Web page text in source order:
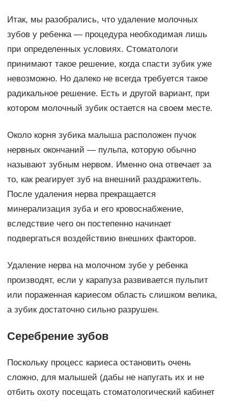
Итак, мы разобрались, что удаление молочных
зубов у ребенка — процедура необходимая лишь
при определенных условиях. Стоматологи
принимают такое решение, когда спасти зубик уже
невозможно. Но далеко не всегда требуется такое
радикальное решение. Есть и другой вариант, при
котором молочный зубик остается на своем месте.
Около корня зубика малыша расположен пучок
нервных окончаний — пульпа, которую обычно
называют зубным нервом. Именно она отвечает за
то, как реагирует зуб на внешний раздражитель.
После удаления нерва прекращается
минерализация зуба и его кровоснабжение,
вследствие чего он постепенно начинает
подвергаться воздействию внешних факторов.
Удаление нерва на молочном зубе у ребенка
производят, если у карапуза развивается пульпит
или пораженная кариесом область слишком велика,
а зубик достаточно сильно разрушен.
Серебрение зубов
Поскольку процесс кариеса остановить очень
сложно, для малышей (дабы не напугать их и не
отбить охоту посещать стоматологический кабинет